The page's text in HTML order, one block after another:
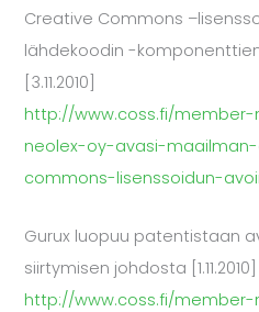
Creative Commons
lähdekoodin -
[3.11.2010]
http://www.coss.fi/
neolex-oy-avasi-
commons-lisenssoidun-
Gurux luopuu patentistaan
siirtymisen johdosta [1.11.2010]
http://www.coss.fi/